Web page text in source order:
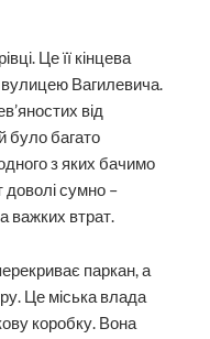
Це її кінцева
Вагилевича.
від
було багато
з яких бачимо
доволі сумно –
важких втрат.
паркан, а
Це міська влада
коробку. Вона